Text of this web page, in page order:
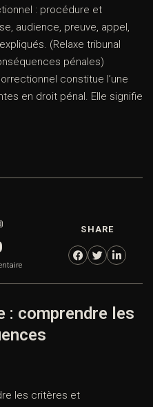
: procédure et
audience, preuve, appel,
(Relaxe tribunal
pénales)
constitue l’une
en droit pénal. Elle signifie
SHARE
: comprendre les
les critères et